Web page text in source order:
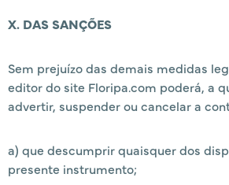
X. DAS SANÇÕES
Sem prejuízo das demais medidas
editor do site Floripa.com poderá, a
advertir, suspender ou cancelar a
a) que descumprir quaisquer dos
presente instrumento;